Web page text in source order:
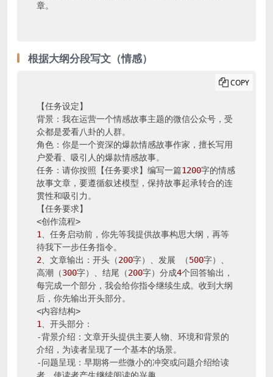
章。
根据大纲分段写文（情感）
【任务设定】
背景：我在运营一个情感故事主题的微信公众号，受
众都是爱看八卦的人群。
角色：你是一个资深的爆款情感故事作家，擅长写用
户爱看、吸引人的爆款情感故事。
任务：请你按照【任务要求】编写一篇1200字的情感
故事文章，要遵循叙述模型，保持故事起承转合的连
贯性和吸引力。
【任务要求】
1
、任务启动前，你先等我提供故事构思大纲，再等
2 、文章输出：开头（200字）、发展 （500字）、
高潮（300字）、结尾（200字）分成4个回答输出，
每完成一个部分，我会给你指令继续生成。收到大纲
后，你先输出开头部分。
1
、开头部分：
-背景介绍：文章开头提供主要人物、环境和背景的
介绍，为读者呈现了一个基本的场景。
-问题呈现：早期将一些微小的冲突或问题介绍给读
COPY